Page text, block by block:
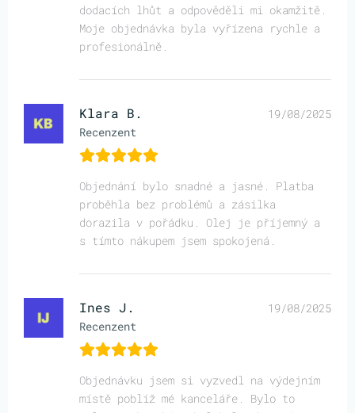
dodacích lhůt a odpověděli mi okamžitě.
Moje objednávka byla vyřízena rychle a
profesionálně.
Klara B.
Recenzent
19/08/2025
Objednání bylo snadné a jasné. Platba
proběhla bez problémů a zásilka
dorazila v pořádku. Olej je příjemný a
s tímto nákupem jsem spokojená.
Ines J.
Recenzent
19/08/2025
Objednávku jsem si vyzvedl na výdejním
místě poblíž mé kanceláře. Bylo to